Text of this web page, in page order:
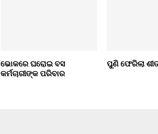
ଭୋକରେ ଘରୋଇ ବସ
କର୍ମଚାରୀଙ୍କ ପରିବାର
ପୁଣି ଫେରିଲା